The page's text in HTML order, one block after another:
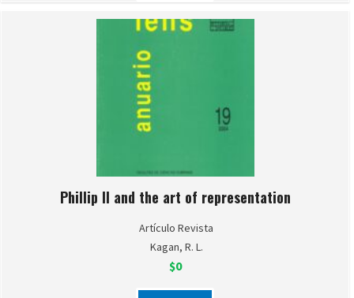
Phillip II and the art of representation
Artículo Revista
Kagan, R. L.
$0